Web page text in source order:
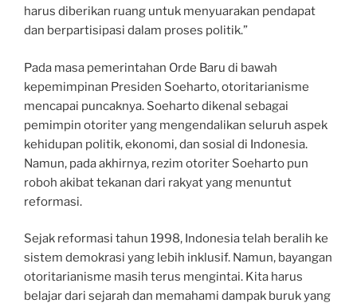
harus diberikan ruang untuk menyuarakan pendapat
dan berpartisipasi dalam proses politik.”
Pada masa pemerintahan Orde Baru di bawah
kepemimpinan Presiden Soeharto, otoritarianisme
mencapai puncaknya. Soeharto dikenal sebagai
pemimpin otoriter yang mengendalikan seluruh aspek
kehidupan politik, ekonomi, dan sosial di Indonesia.
Namun, pada akhirnya, rezim otoriter Soeharto pun
roboh akibat tekanan dari rakyat yang menuntut
reformasi.
Sejak reformasi tahun 1998, Indonesia telah beralih ke
sistem demokrasi yang lebih inklusif. Namun, bayangan
otoritarianisme masih terus mengintai. Kita harus
belajar dari sejarah dan memahami dampak buruk yang